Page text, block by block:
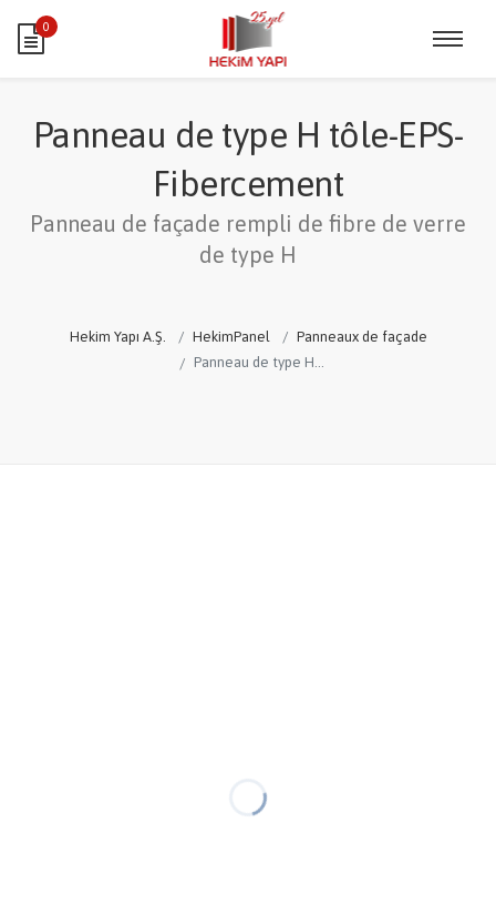
0
Panneau de type H tôle-EPS-
Fibercement
Panneau de façade rempli de fibre de verre
de type H
Hekim Yapı A.Ş. HekimPanel
Panneaux de façade
Panneau de type H tôle-EPS-Fibercement